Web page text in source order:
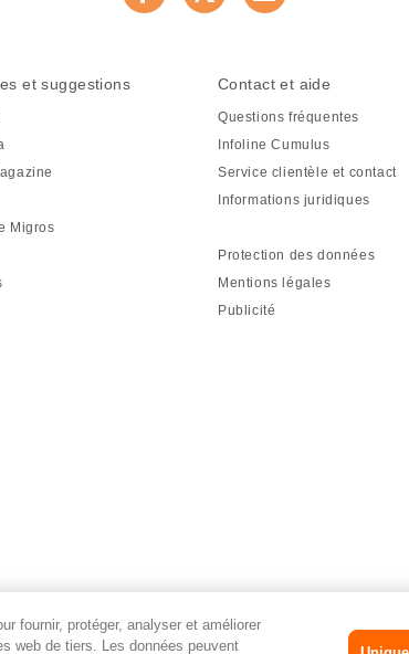
et suggestions
Migros
Contact et aide
Questions fréquentes
Infoline Cumulus
Service clientèle et contact
Informations juridiques
Protection des données
Mentions légales
Publicité
fournir, protéger, analyser et améliorer
web de tiers. Les données peuvent